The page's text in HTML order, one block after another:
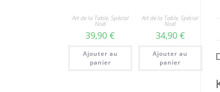
Art de la Table, Spécial
Noël
39,90€
Ajouter au
panier
Art de la Table,Spécial
Noël
34,90 €
Ajouter au
panier